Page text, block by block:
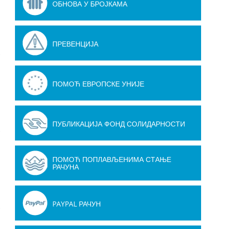
ОБНОВА У БРОЈКАМА
ПРЕВЕНЦИЈА
ПОМОЋ ЕВРОПСКЕ УНИЈЕ
ПУБЛИКАЦИЈА ФОНД СОЛИДАРНОСТИ
ПОМОЋ ПОПЛАВЉЕНИМА СТАЊЕ
РАЧУНА
PAYPAL РАЧУН